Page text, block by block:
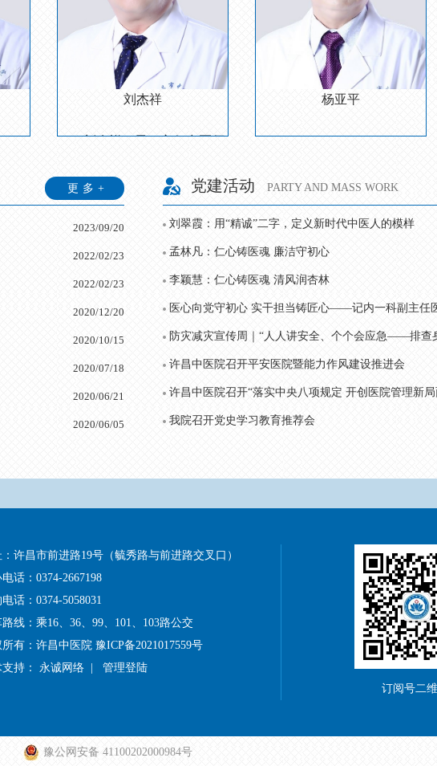
学会会长，1991 年毕业于河南中医学院，许昌市第四批
后在北京大学人民医院及河南省肿瘤医院进修，获许昌市
长，内一科主任，毕业于河南医科大学。先后在北京大学、北京协和医院、河南省
、四、六上午
刘杰祥
刘杰祥，男，主任中医师，副院长兼内二科（心肺二科）主任，
杨亚平
发表省级以上论文20
更多+
2023/09/20
2022/02/23
2022/02/23
2020/12/20
2020/10/15
2020/07/18
2020/06/21
2020/06/05
党建活动 PARTY AND MASS WORK
刘翠霞：用“精诚”二字，定义新时代中医人的模样
孟林凡：仁心铸医魂 廉洁守初心
李颖慧：仁心铸医魂 清风润杏林
医心向党守初心 实干担当铸匠心——记内一科副主任
许昌中医院召开平安医院暨能力作风建设推进会
我院召开党史学习教育推荐会
许昌市前进路19号（毓秀路与前进路交叉口）
话： 0374-2667198
话： 0374-5058031
线： 乘16、36、99、101、103路公交
有： 许昌中医院 豫ICP备2021017559号
持： 永诚网络
管理登陆
订阅号二
豫公网安备 41100202000984号